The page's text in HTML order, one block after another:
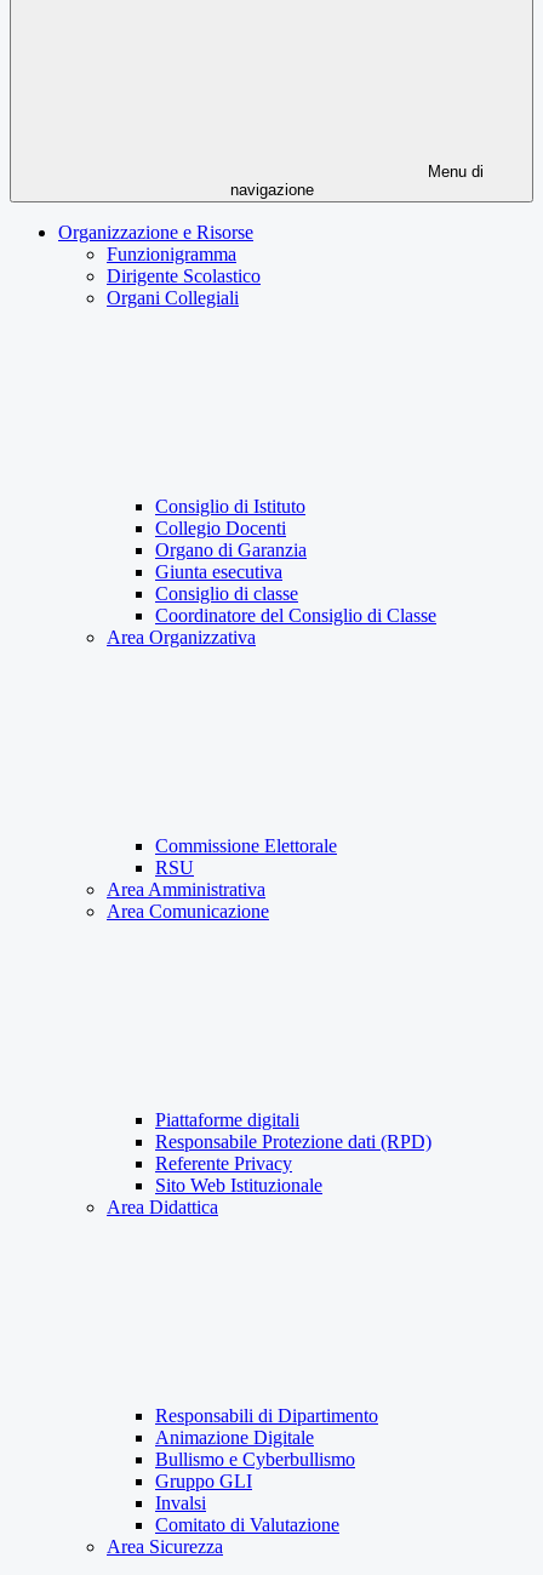
Menu di
navigazione
Organizzazione e Risorse
Funzionigramma
Dirigente Scolastico
Organi Collegiali
Consiglio di Istituto
Collegio Docenti
Organo di Garanzia
Giunta esecutiva
Consiglio di classe
Coordinatore del Consiglio di Classe
Area Organizzativa
Commissione Elettorale
RSU
Area Amministrativa
Area Comunicazione
Piattaforme digitali
Responsabile Protezione dati (RPD)
Referente Privacy
Sito Web Istituzionale
Area Didattica
Responsabili di Dipartimento
Animazione Digitale
Bullismo e Cyberbullismo
Gruppo GLI
Invalsi
Comitato di Valutazione
Area Sicurezza